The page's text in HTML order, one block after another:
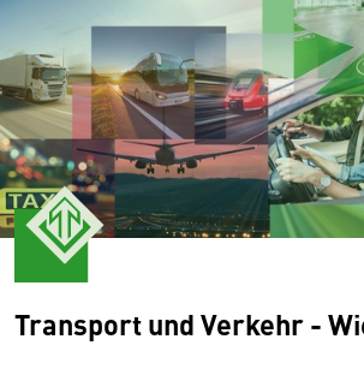
Transport und Verkehr -